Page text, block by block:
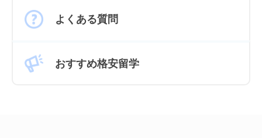
よくある質問
おすすめ格安留学